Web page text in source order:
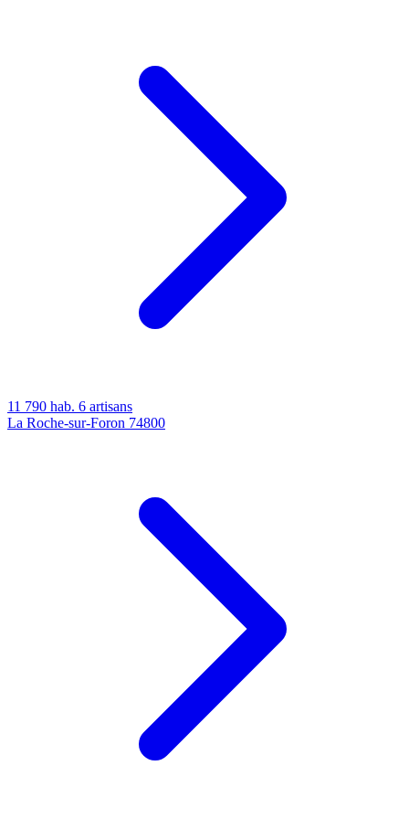
11 790 hab. 6 artisans
La Roche-sur-Foron 74800